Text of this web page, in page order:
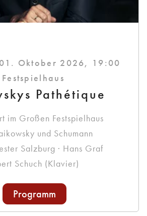
Oktober 2026, 19:00
Pathétique
im Großen Festspielhaus
und Schumann
Salzburg · Hans Graf
Schuch (Klavier)
Programm